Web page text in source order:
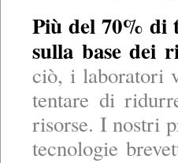
Più del 70% di
sulla base dei
ciò, i laboratori
tentare di
risorse. I nostri
tecnologie